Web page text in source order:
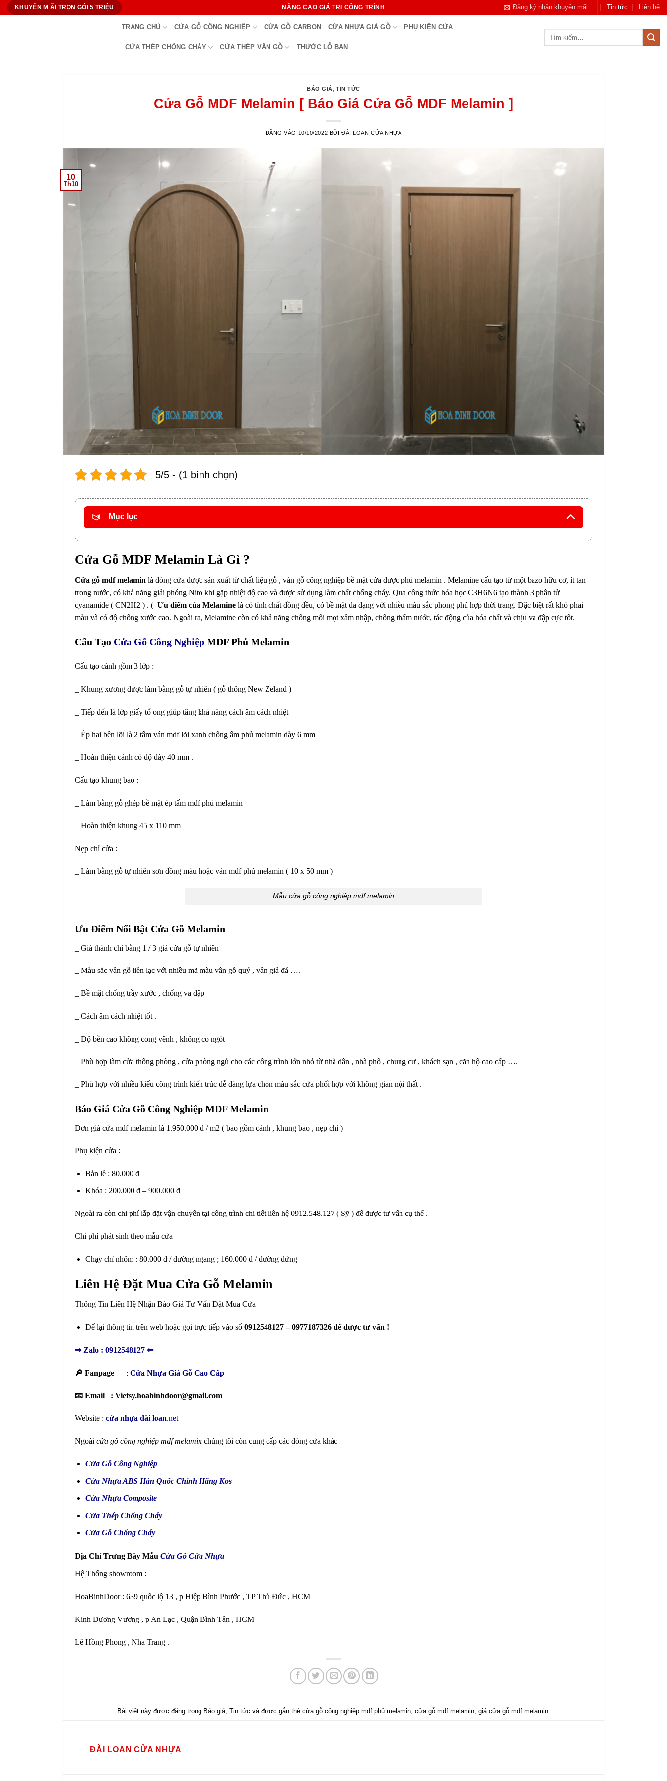
Bỏ
KHUYẾN M ÃI TRỌN GÓI 5 TRIỆU NÂNG CAO GIÁ TRỊ CÔNG TRÌNH Đăng ký nhận khuyến mãi Tin tức Liên hệ
TRANG CHỦ CỬA GỖ CÔNG NGHIỆP CỬA GỖ CARBON CỬA NHỰA GIẢ GỖ PHỤ KIỆN CỬA
CỬA THÉP CHỐNG CHÁY CỬA THÉP VÂN GỖ THƯỚC LỖ BAN
BÁO GIÁ,TIN TỨC
Cửa Gỗ MDF Melamin [ Báo Giá Cửa Gỗ MDF Melamin ]
ĐĂNG VÀO 10/10/2022 BỞI ĐÀI LOAN CỬA NHỰA
10
Th10
5/5 - (1 bình chọn)
Mục lục
Cửa Gỗ MDF Melamin Là Gì ?
Cửa gỗ mdf melamin là dòng cửa được sản xuất từ chất liệu gỗ , ván gỗ công nghiệp bề mặt cửa được phủ melamin . Melamine cấu tạo từ một bazo hữu cơ, ít tan
trong nước, có khả năng giải phóng Nito khi gặp nhiệt độ cao và được sử dụng làm chất chống cháy. Qua công thức hóa học C3H6N6 tạo thành 3 phân tử
cyanamide ( CN2H2 ) . ( Ưu điểm của Melamine là có tính chất đồng đều, có bề mặt đa dạng với nhiều màu sắc phong phú hợp thời trang. Đặc biệt rất khó phai
màu và có độ chống xước cao. Ngoài ra, Melamine còn có khả năng chống mối mọt xâm nhập, chống thấm nước, tác động của hóa chất và chịu va đập cực tốt.
Cấu Tạo Cửa Gỗ Công Nghiệp MDF Phủ Melamin
Cấu tạo cánh gồm 3 lớp :
_ Khung xương được làm bằng gỗ tự nhiên ( gỗ thông New Zeland )
_ Tiếp đến là lớp giấy tổ ong giúp tăng khả năng cách âm cách nhiệt
_ Ép hai bên lõi là 2 tấm ván mdf lõi xanh chống ẩm phủ melamin dày 6 mm
_ Hoàn thiện cánh có độ dày 40 mm .
Cấu tạo khung bao :
_ Làm bằng gỗ ghép bề mặt ép tấm mdf phủ melamin
_ Hoàn thiện khung 45 x 110 mm
Nẹp chỉ cửa :
_ Làm bằng gỗ tự nhiên sơn đồng màu hoặc ván mdf phủ melamin ( 10 x 50 mm )
Mẫu cửa gỗ công nghiệp mdf melamin
Ưu Điểm Nổi Bật Cửa Gỗ Melamin
_ Giá thành chỉ bằng 1 / 3 giá cửa gỗ tự nhiên
_ Màu sắc vân gỗ liền lạc với nhiều mã màu vân gỗ quý , vân giả đá ….
_ Bề mặt chống trầy xước , chống va đập
_ Cách âm cách nhiệt tốt .
_ Độ bền cao không cong vênh , không co ngót
_ Phù hợp làm cửa thông phòng , cửa phòng ngủ cho các công trình lớn nhỏ từ nhà dân , nhà phố , chung cư , khách sạn , căn hộ cao cấp ….
_ Phù hợp với nhiều kiểu công trình kiến trúc dễ dàng lựa chọn màu sắc cửa phối hợp với không gian nội thất .
Báo Giá Cửa Gỗ Công Nghiệp MDF Melamin
Đơn giá cửa mdf melamin là 1.950.000 đ / m2 ( bao gồm cánh , khung bao , nẹp chỉ )
Phụ kiện cửa :
Bản lề : 80.000 đ
Khóa : 200.000 đ – 900.000 đ
Ngoài ra còn chi phí lắp đặt vận chuyển tại công trình chi tiết liên hệ 0912.548.127 ( Sỹ ) để được tư vấn cụ thể .
Chi phí phát sinh theo mẫu cửa
Chạy chỉ nhôm : 80.000 đ / đường ngang ; 160.000 đ / đường đứng
Liên Hệ Đặt Mua Cửa Gỗ Melamin
Thông Tin Liên Hệ Nhận Báo Giá Tư Vấn Đặt Mua Cửa
Để lại thông tin trên web hoặc gọi trực tiếp vào số 0912548127 – 0977187326 để được tư vấn !
⇒ Zalo : 0912548127 ⇐
🔎 Fanpage : Cửa Nhựa Giả Gỗ Cao Cấp
📧 Email : Vietsy.hoabinhdoor@gmail.com
Website : cửa nhựa đài loan.net
Ngoài cửa gỗ công nghiệp mdf melamin chúng tôi còn cung cấp các dòng cửa khác
Cửa Gỗ Công Nghiệp
Cửa Nhựa ABS Hàn QuốcChính Hãng Kos
Cửa Nhựa Composite
Cửa Thép Chống Cháy
Cửa Gỗ Chống Cháy
Địa Chỉ Trưng Bày Mẫu Cửa Gỗ Cửa Nhựa
Hệ Thống showroom :
HoaBinhDoor : 639 quốc lộ 13 , p Hiệp Bình Phước , TP Thủ Đức , HCM
Kinh Dương Vương , p An Lạc , Quận Bình Tân , HCM
Lê Hồng Phong , Nha Trang .
Bài viết này được đăng trong Báo giá, Tin tức và được gắn thẻ cửa gỗ công nghiệp mdf phủ melamin, cửa gỗ mdf melamin, giá cửa gỗ mdf melamin.
ĐÀI LOAN CỬA NHỰA